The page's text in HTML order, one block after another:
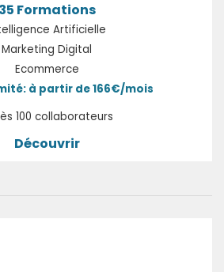
35 Formations
Artificielle
Marketing Digital
Ecommerce
à partir de 166€/mois
100 collaborateurs
Découvrir